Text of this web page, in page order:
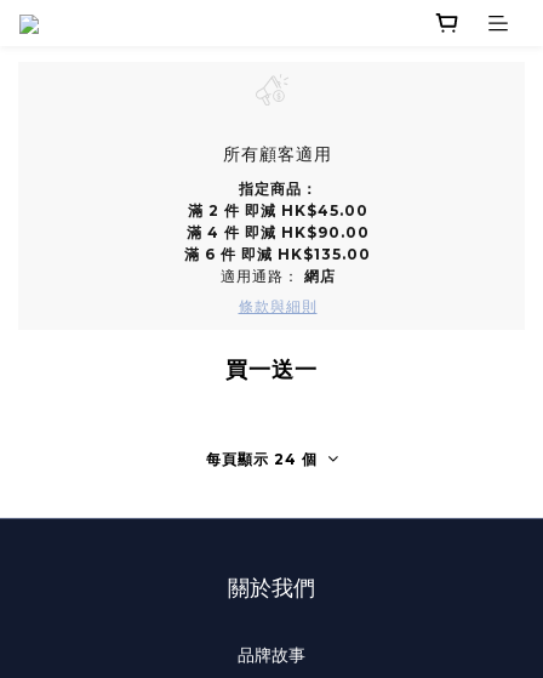
所有顧客適用
指定商品：
滿 2 件 即減 HK$45.00
滿 4 件 即減 HK$90.00
滿 6 件 即減 HK$135.00
適用通路： 網店
條款與細則
買一送一
每頁顯示 24 個
關於我們
品牌故事